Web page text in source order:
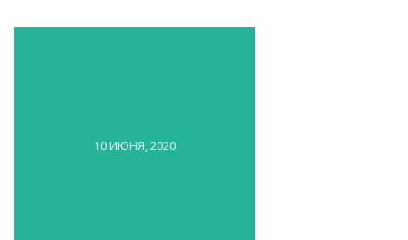
10 ИЮНЯ, 2020